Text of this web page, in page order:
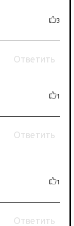
3
1
Ответить
1
Ответить
Ответить